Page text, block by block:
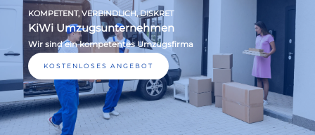
KOMPETENT, VERBINDLICH, DISKRET
KiWi Umzugsunternehmen
Wir sind ein kompetentes Umzugsfirma
KOSTENLOSES ANGEBOT